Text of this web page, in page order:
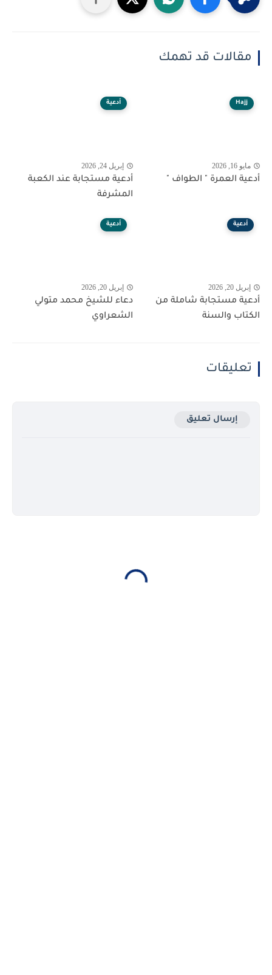
مقالات قد تهمك
Hajj
مايو 16, 2026
أدعية العمرة " الطواف "
أدعية
إبريل 24, 2026
أدعية مستجابة عند الكعبة
المشرفة
أدعية
إبريل 20, 2026
أدعية مستجابة شاملة من
الكتاب والسنة
أدعية
إبريل 20, 2026
دعاء للشيخ محمد متولي
الشعراوي
تعليقات
إرسال تعليق